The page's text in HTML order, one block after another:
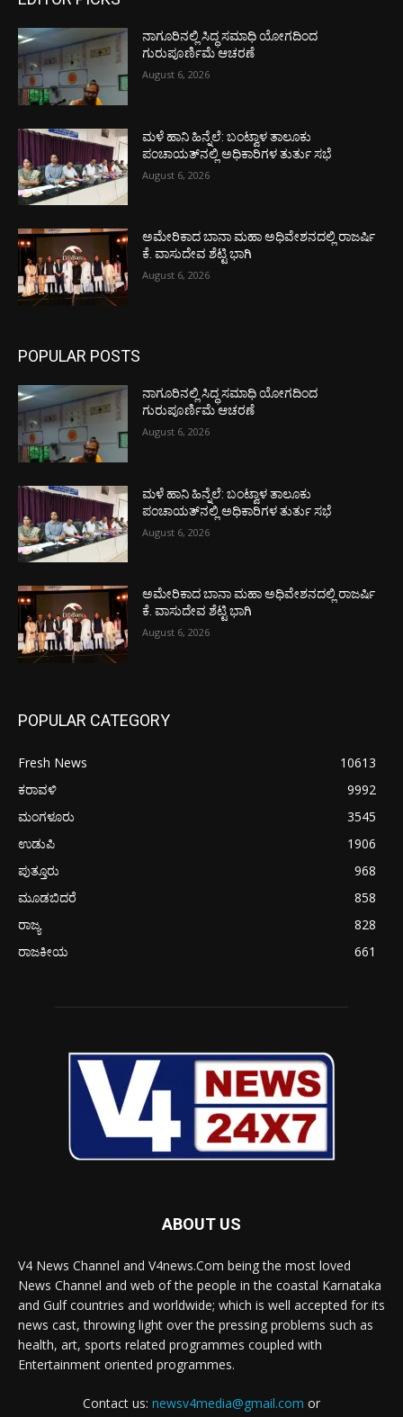
ನಾಗೂರಿನಲ್ಲಿ ಸಿದ್ಧ ಸಮಾಧಿ ಯೋಗದಿಂದ
ಗುರುಪೂರ್ಣಿಮೆ ಆಚರಣೆ
August 6, 2026
ಮಳೆ ಹಾನಿ ಹಿನ್ನೆಲೆ: ಬಂಟ್ವಾಳ ತಾಲೂಕು
ಪಂಚಾಯತ್‌ನಲ್ಲಿ ಅಧಿಕಾರಿಗಳ ತುರ್ತು ಸಭೆ
August 6, 2026
ಅಮೇರಿಕಾದ ಬಾನಾ ಮಹಾ ಅಧಿವೇಶನದಲ್ಲಿ ರಾಜರ್ಷಿ
ಕೆ. ವಾಸುದೇವ ಶೆಟ್ಟಿ ಭಾಗಿ
August 6, 2026
POPULAR POSTS
ನಾಗೂರಿನಲ್ಲಿ ಸಿದ್ಧ ಸಮಾಧಿ ಯೋಗದಿಂದ
ಗುರುಪೂರ್ಣಿಮೆ ಆಚರಣೆ
August 6, 2026
ಮಳೆ ಹಾನಿ ಹಿನ್ನೆಲೆ: ಬಂಟ್ವಾಳ ತಾಲೂಕು
ಪಂಚಾಯತ್‌ನಲ್ಲಿ ಅಧಿಕಾರಿಗಳ ತುರ್ತು ಸಭೆ
August 6, 2026
ಅಮೇರಿಕಾದ ಬಾನಾ ಮಹಾ ಅಧಿವೇಶನದಲ್ಲಿ ರಾಜರ್ಷಿ
ಕೆ. ವಾಸುದೇವ ಶೆಟ್ಟಿ ಭಾಗಿ
August 6, 2026
POPULAR CATEGORY
Fresh News
10613
ಕರಾವಳಿ
9992
ಮಂಗಳೂರು
3545
ಉಡುಪಿ
1906
ಪುತ್ತೂರು
968
ಮೂಡಬಿದರೆ
858
ರಾಜ್ಯ
828
ರಾಜಕೀಯ
661
ABOUT US
V4 News Channel and V4news.Com being the most loved
News Channel and web of the people in the coastal Karnataka
and Gulf countries and worldwide; which is well accepted for its
news cast, throwing light over the pressing problems such as
health, art, sports related programmes coupled with
Entertainment oriented programmes.
Contact us: newsv4media@gmail.com or